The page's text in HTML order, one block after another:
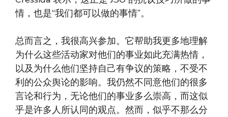
情，也是“我们都可以做的事情”。
总而言之，我很高兴参加。它帮助我更多地理解
为什么这些活动家对他们的事业如此充满热情，
以及为什么他们坚持自己有争议的策略，不受不
利的公众舆论的影响。我仍然不同意他们的很多
言论和行为，无论他们的事业多么崇高，而这似
乎是许多人所认同的观点。然而，似乎不那么分